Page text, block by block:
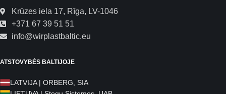
Krūzes iela 17, Rīga, LV-1046
+371 67 39 51 51
info@wirplastbaltic.eu
ATSTOVYBĖS BALTIJOJE
LATVIJA | ORBERG, SIA